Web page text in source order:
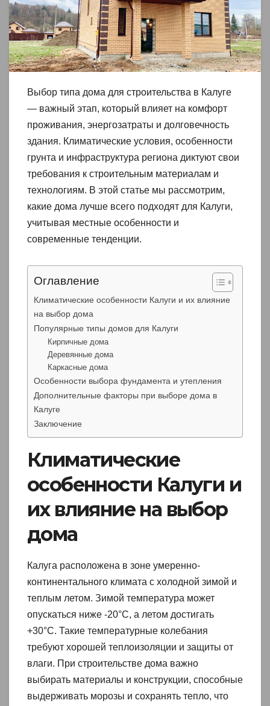
Выбор типа дома для строительства в Калуге
— важный этап, который влияет на комфорт
проживания, энергозатраты и долговечность
здания. Климатические условия, особенности
грунта и инфраструктура региона диктуют свои
требования к строительным материалам и
технологиям. В этой статье мы рассмотрим,
какие дома лучше всего подходят для Калуги,
учитывая местные особенности и
современные тенденции.
Оглавление
Климатические особенности Калуги и их влияние
на выбор дома
Популярные типы домов для Калуги
Кирпичные дома
Деревянные дома
Каркасные дома
Особенности выбора фундамента и утепления
Дополнительные факторы при выборе дома в
Калуге
Заключение
Климатические
особенности Калуги и
их влияние на выбор
дома
Калуга расположена в зоне умеренно-
континентального климата с холодной зимой и
теплым летом. Зимой температура может
опускаться ниже -20°C, а летом достигать
+30°C. Такие температурные колебания
требуют хорошей теплоизоляции и защиты от
влаги. При строительстве дома важно
выбирать материалы и конструкции, способные
выдерживать морозы и сохранять тепло, что